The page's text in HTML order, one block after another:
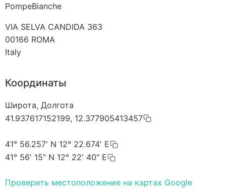
PompeBianche
VIA SELVA CANDIDA 363
00166 ROMA
Italy
Координаты
Широта, Долгота
41.937617152199, 12.377905413457
41° 56.257' N 12° 22.674' E
41° 56' 15" N 12° 22' 40" E
Проверить местоположение на картах Google